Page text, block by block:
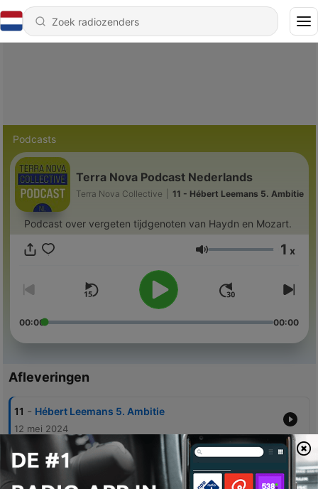
Podcasts
Terra Nova Podcast Nederlands
Terra Nova Collective 11 - Hébert Leemans 5. Ambitie
Podcast over vergeten tijdgenoten van Haydn en Mozart.
Volume 1 x
00:00 00:00
Afleveringen
11 - Hébert Leemans 5. Ambitie
12 mei 2024
10 - Hébert Leemans 4. Uitgevers
12 mei 2024